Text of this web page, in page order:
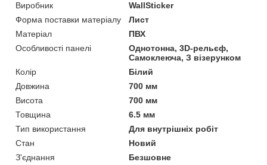
Виробник
WallSticker
Форма поставки матеріалу
Лист
Матеріал
ПВХ
Особливості панелі
Однотонна, 3D-рельєф,
Самоклеюча, З візерунком
Колір
Білий
Довжина
700 мм
Висота
700 мм
Товщина
6.5 мм
Тип використання
Для внутрішніх робіт
Стан
Новий
З'єднання
Безшовне